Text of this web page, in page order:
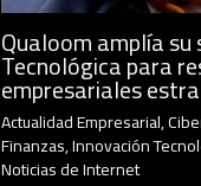
Qualoom amplía su
Tecnológica para
empresariales
Actualidad Empresarial,
Finanzas,Innovación
Noticias de Internet